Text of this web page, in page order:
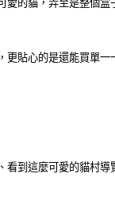
的貓，弄至是整個盒
貼心的是還能買單一
到這麼可愛的貓村導